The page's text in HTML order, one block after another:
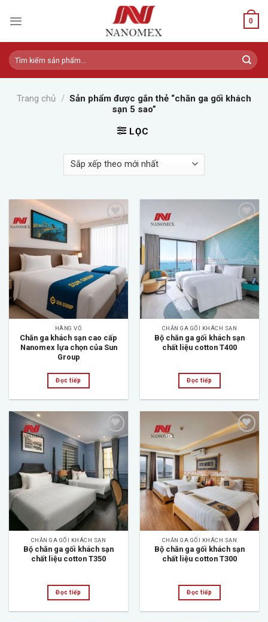
0
Tìm
kiếm:
Trang chủ / Sản phẩm được gắn thẻ “chăn ga gối khách
sạn 5 sao”
LỌC
HÀNG VỎ
Chăn ga khách sạn cao cấp
Nanomex lựa chọn của Sun
Group
Đọc tiếp
Add to
wishlist
CHĂN GA GỐI KHÁCH SẠN
Bộ chăn ga gối khách sạn
chất liệu cotton T400
Đọc tiếp
Add to
wishlist
CHĂN GA GỐI KHÁCH SẠN
Bộ chăn ga gối khách sạn
chất liệu cotton T350
Đọc tiếp
CHĂN GA GỐI KHÁCH SẠN
Bộ chăn ga gối khách sạn
chất liệu cotton T300
Đọc tiếp